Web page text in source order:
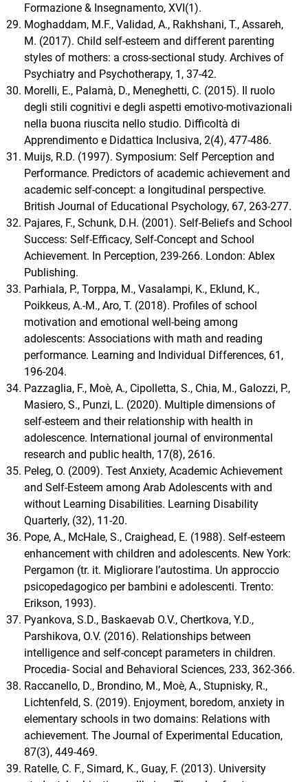
Formazione & Insegnamento, XVI(1).
Moghaddam, M.F., Validad, A., Rakhshani, T., Assareh,
M. (2017). Child self-esteem and different parenting
styles of mothers: a cross-sectional study. Archives of
Psychiatry and Psychotherapy, 1, 37-42.
Morelli, E., Palamà, D., Meneghetti, C. (2015). Il ruolo
degli stili cognitivi e degli aspetti emotivo-motivazionali
nella buona riuscita nello studio. Difficoltà di
Apprendimento e Didattica Inclusiva, 2(4), 477-486.
Muijs, R.D. (1997). Symposium: Self Perception and
Performance. Predictors of academic achievement and
academic self-concept: a longitudinal perspective.
British Journal of Educational Psychology, 67, 263-277.
Pajares, F., Schunk, D.H. (2001). Self-Beliefs and School
Success: Self-Efficacy, Self-Concept and School
Achievement. In Perception, 239-266. London: Ablex
Publishing.
Parhiala, P., Torppa, M., Vasalampi, K., Eklund, K.,
Poikkeus, A.-M., Aro, T. (2018). Profiles of school
motivation and emotional well-being among
adolescents: Associations with math and reading
performance. Learning and Individual Differences, 61,
196-204.
Pazzaglia, F., Moè, A., Cipolletta, S., Chia, M., Galozzi, P.,
Masiero, S., Punzi, L. (2020). Multiple dimensions of
self-esteem and their relationship with health in
adolescence. International journal of environmental
research and public health, 17(8), 2616.
Peleg, O. (2009). Test Anxiety, Academic Achievement
and Self-Esteem among Arab Adolescents with and
without Learning Disabilities. Learning Disability
Quarterly, (32), 11-20.
Pope, A., McHale, S., Craighead, E. (1988). Self-esteem
enhancement with children and adolescents. New York:
Pergamon (tr. it. Migliorare lʼautostima. Un approccio
psicopedagogico per bambini e adolescenti. Trento:
Erikson, 1993).
Pyankova, S.D., Baskaevab O.V., Chertkova, Y.D.,
Parshikova, O.V. (2016). Relationships between
intelligence and self-concept parameters in children.
Procedia- Social and Behavioral Sciences, 233, 362-366.
Raccanello, D., Brondino, M., Moè, A., Stupnisky, R.,
Lichtenfeld, S. (2019). Enjoyment, boredom, anxiety in
elementary schools in two domains: Relations with
achievement. The Journal of Experimental Education,
87(3), 449-469.
Ratelle, C. F., Simard, K., Guay, F. (2013). University